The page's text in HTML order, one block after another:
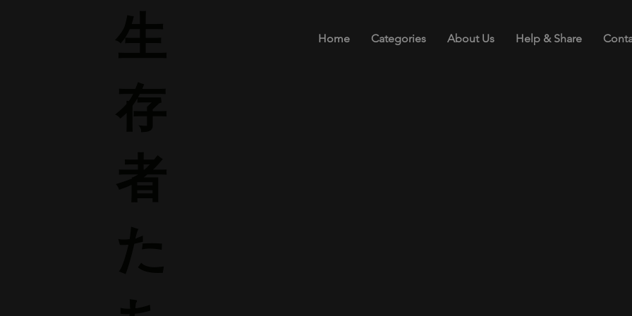
Home Categories About Us Help & Share